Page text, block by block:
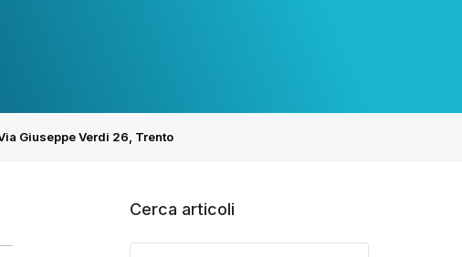
Giuseppe Verdi 26, Trento
Cerca articoli